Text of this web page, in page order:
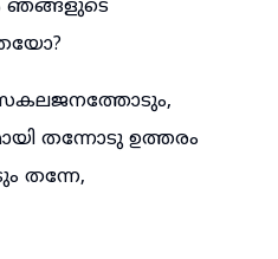
ഞങ്ങളുടെ
തന്നോടു ഉത്തരം
തന്നേ,